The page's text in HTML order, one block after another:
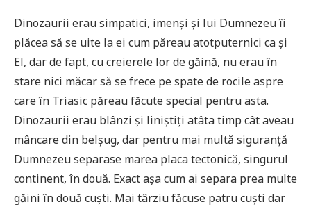
Dinozaurii erau simpatici, imenși și lui Dumnezeu îi
plăcea să se uite la ei cum păreau atotputernici ca și
El, dar de fapt, cu creierele lor de găină, nu erau în
stare nici măcar să se frece pe spate de rocile aspre
care în Triasic păreau făcute special pentru asta.
Dinozaurii erau blânzi și liniștiți atâta timp cât aveau
mâncare din belșug, dar pentru mai multă siguranță
Dumnezeu separase marea placa tectonică, singurul
continent, în două. Exact așa cum ai separa prea multe
găini în două cuști. Mai târziu făcuse patru cuști dar